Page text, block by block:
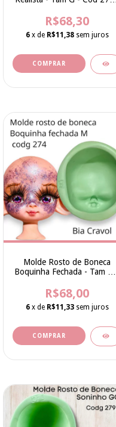
R$68,30
6 x de R$11,38 sem juros
Molde Rosto de Boneca
Boquinha Fechada - Tam M -
R$68,00
6 x de R$11,33 sem juros